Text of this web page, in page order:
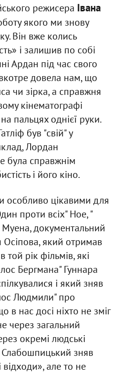
режисера Івана
якого ми знову
Він вже колись
і залишив по собі
Ардан під час свого
довела нам, що
чи зірка, а справжня
кінематографі
пальцях однієї руки.
був "свій" у
Лордан
була справжнім
і його кіно.
особливо цікавими для
проти всіх" Ное, "
документальний
Осіпова, який отримав
той рік фільмів, які
Бергмана" Гуннара
і який зняв
Людмили" про
нас досі ніхто не зміг
через загальний
окремі людські
зняв
але то не